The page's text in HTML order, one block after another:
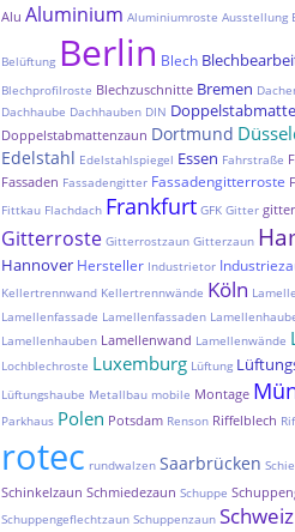
Alu Aluminium Aluminiumroste Ausstellung
Belüftung Berlin Blech
Blechprofilroste Blechzuschnitte Bremen
Dachhaube Dachhauben DIN
Doppelstabmattenzaun Dortmund
Edelstahl Edelstahlspiegel Essen Fahrstraße
Fassaden Fassadengitter Fassadengitterroste
Fittkau Flachdach Frankfurt GFK Gitter
Gitterroste Gitterrostzaun Gitterzaun
Hannover Hersteller Industrietor
Kellertrennwand Kellertrennwände Köln
Lamellenfassade Lamellenfassaden
Lamellenhauben Lamellenwand Lamellenwände
Lochblechroste Luxemburg Lüftung
Lüftungshaube Metallbau mobile Montage
Parkhaus Polen Potsdam Renson Riffelblech
rotec rundwalzen Saarbrücken
Schinkelzaun Schmiedezaun Schuppe
Schuppengeflechtzaun Schuppenzaun Schweiz